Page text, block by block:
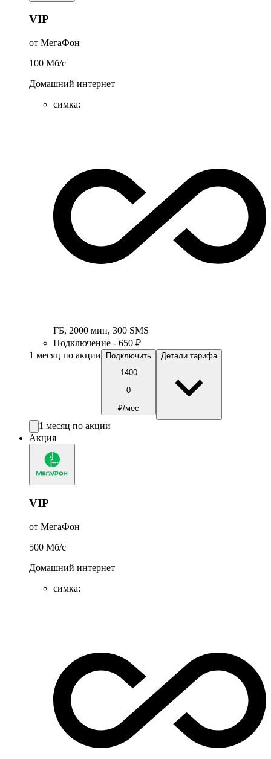
VIP
от МегаФон
100 Мб/c
Домашний интернет
симка:
ГБ, 2000 мин, 300 SMS
Подключение - 650 ₽
1 месяц по акции
Подключить
1400
0
₽/мес
Детали тарифа
1 месяц по акции
Акция
VIP
от МегаФон
500 Мб/c
Домашний интернет
симка: